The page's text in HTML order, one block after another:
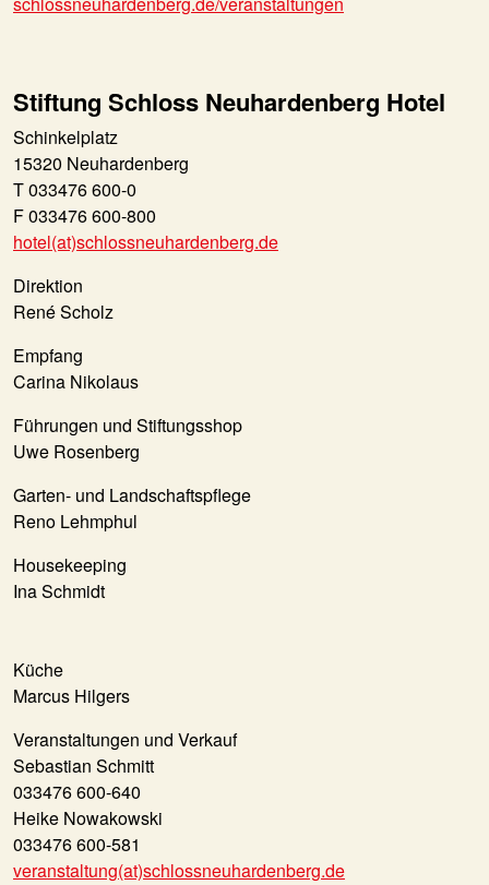
Stiftung Schloss Neuhardenberg Hotel
Schinkelplatz
15320 Neuhardenberg
T 033476 600-0
F 033476 600-800
hotel(at)schlossneuhardenberg.de
Direktion
René Scholz
Empfang
Carina Nikolaus
Führungen und Stiftungsshop
Uwe Rosenberg
Garten- und Landschaftspflege
Reno Lehmphul
Housekeeping
Ina Schmidt
Küche
Marcus Hilgers
Veranstaltungen und Verkauf
Sebastian Schmitt
033476 600-640
Heike Nowakowski
033476 600-581
veranstaltung(at)schlossneuhardenberg.de